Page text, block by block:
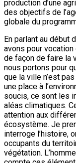
production d’une
des objectifs de
globale du
En parlant au début
avons pour vocation
de façon de faire la
nous portons pour
que la ville n’est
une place à
soucis, ce sont les
aléas climatiques.
attention aux
écosystème. Je
interroge l’histoire,
occupants du
végétation.